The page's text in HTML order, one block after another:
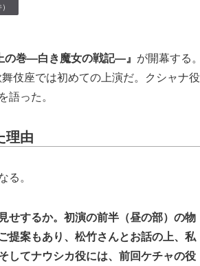
の巻―白き魔女の戦記―』 が開幕する。
伎座では初めての上演だ。クシャナ役
った。
理由
。
せするか。初演の前半（昼の部）の物
提案もあり、松竹さんとお話の上、私
してナウシカ役には、前回ケチャの役